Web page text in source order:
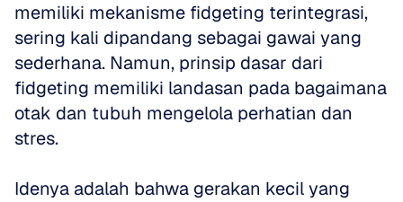
memiliki mekanisme fidgeting terintegrasi,
sering kali dipandang sebagai gawai yang
sederhana. Namun, prinsip dasar dari
fidgeting memiliki landasan pada bagaimana
otak dan tubuh mengelola perhatian dan
stres.
Idenya adalah bahwa gerakan kecil yang